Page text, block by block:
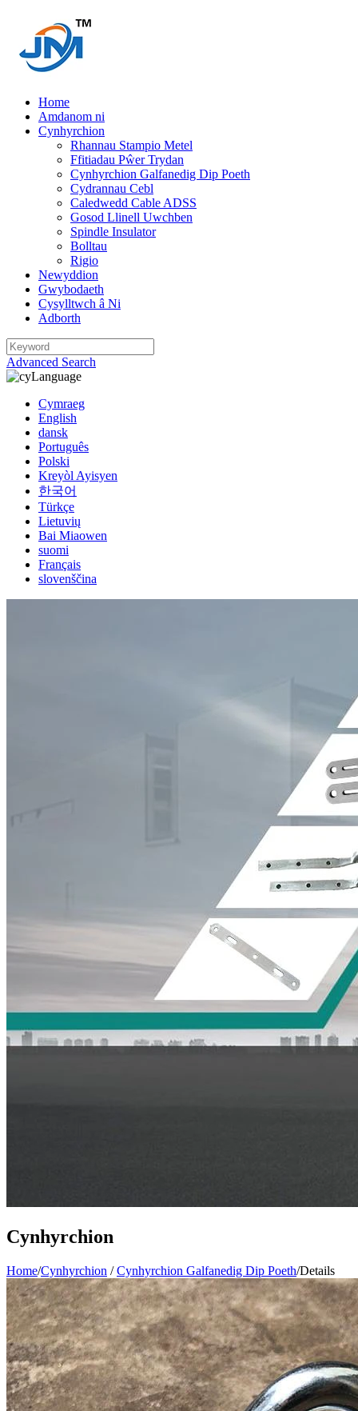
Home
Amdanom ni
Cynhyrchion
Rhannau Stampio Metel
Ffitiadau Pŵer Trydan
Cynhyrchion Galfanedig Dip Poeth
Cydrannau Cebl
Caledwedd Cable ADSS
Gosod Llinell Uwchben
Spindle Insulator
Bolltau
Rigio
Newyddion
Gwybodaeth
Cysylltwch â Ni
Adborth
Advanced Search
Language
Cymraeg
English
dansk
Português
Polski
Kreyòl Ayisyen
한국어
Türkçe
Lietuvių
Bai Miaowen
suomi
Français
slovenščina
Cynhyrchion
Home/Cynhyrchion / Cynhyrchion Galfanedig Dip Poeth/Details